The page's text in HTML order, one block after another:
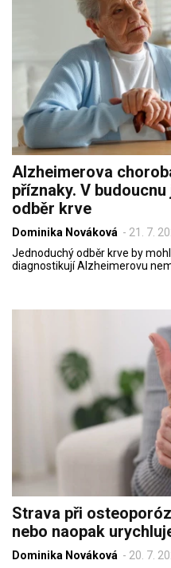
Alzheimerova
příznaky. V
odběr krve
Dominika Nováková - 21. 7.
Jednoduchý odběr krve by
diagnostikují Alzheimerovu
Strava při
nebo naopak
Dominika Nováková - 20. 7.